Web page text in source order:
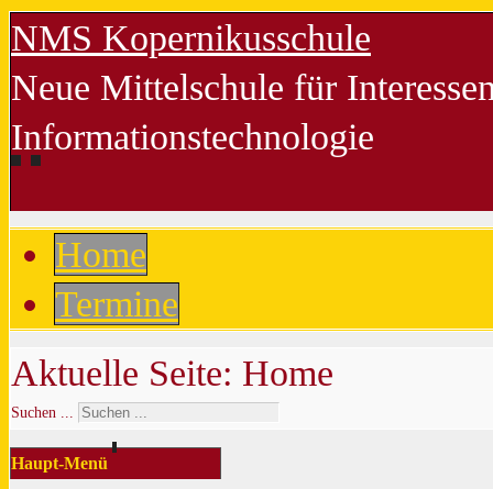
NMS Kopernikusschule
Neue Mittelschule für
Informationstechnologie
Home
Termine
Aktuelle Seite: Home
Suchen ...
Haupt-Menü